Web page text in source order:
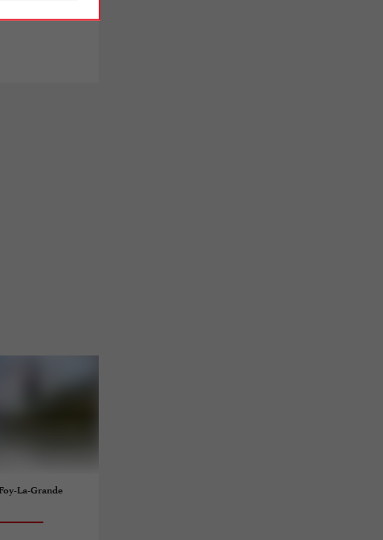
La-Grande